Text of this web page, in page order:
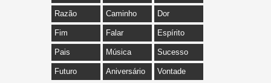
Razão Caminho Dor
Fim Falar Espírito
Pais Música Sucesso
Futuro Aniversário Vontade